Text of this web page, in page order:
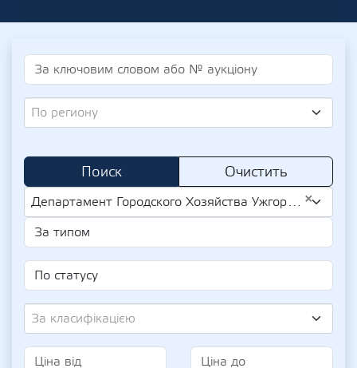
По региону
Поиск Очистить
×
Департамент Городского Хозяйства Ужгородского Городского Совета (UA-EDR 36541721)
За класифікацією